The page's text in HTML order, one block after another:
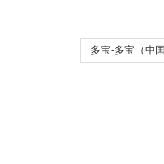
多宝-多宝（中